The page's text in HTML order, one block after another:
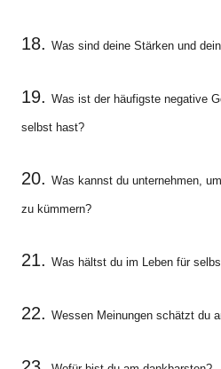
18. Was sind deine Stärken und
19. Was ist der häufigste negative
selbst hast?
20. Was kannst du unternehmen,
zu kümmern?
21. Was hältst du im Leben für
22. Wessen Meinungen schätzt du